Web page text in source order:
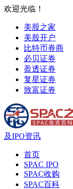
欢迎光临！
美股之家
美股开户
比特币券商
必贝证券
盈透证券
复星证券
致富证券
及IPO资讯
首页
SPAC IPO
SPAC收购
SPAC百科